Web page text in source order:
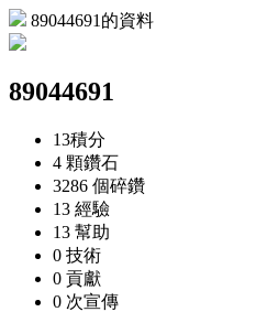
89044691的資料
89044691
13積分
4 顆鑽石
3286 個碎鑽
13 經驗
13 幫助
0 技術
0 貢獻
0 次宣傳